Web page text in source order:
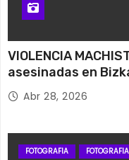
VIOLENCIA
asesinadas en
Abr 28, 2026
FOTOGRAFIA